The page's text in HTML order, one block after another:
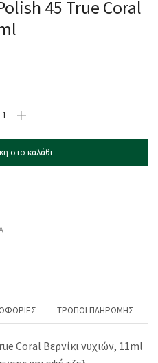
45 True Coral
στο καλάθι
ΤΡΌΠΟΙ ΠΛΗΡΩΜΉΣ
Coral Βερνίκι νυχιών, 11ml